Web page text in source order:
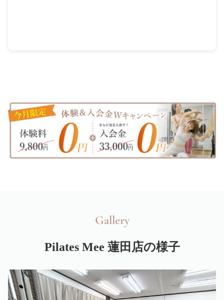
Gallery
Pilates Mee 蓮田店の様子